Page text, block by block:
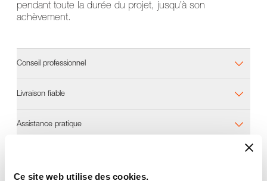
Ce site web utilise des cookies.
pendant toute la durée du projet, jusqu’à son
achèvement.
Conseil professionnel
Livraison fiable
Assistance pratique